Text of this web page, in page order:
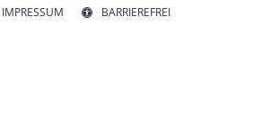
IMPRESSUM BARRIEREFREI